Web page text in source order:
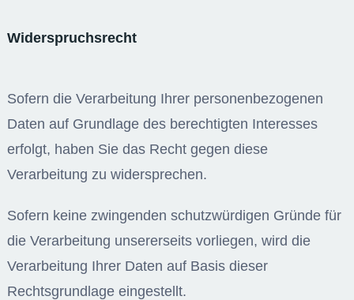
Widerspruchsrecht
Sofern die Verarbeitung Ihrer personenbezogenen
Daten auf Grundlage des berechtigten Interesses
erfolgt, haben Sie das Recht gegen diese
Verarbeitung zu widersprechen.
Sofern keine zwingenden schutzwürdigen Gründe für
die Verarbeitung unsererseits vorliegen, wird die
Verarbeitung Ihrer Daten auf Basis dieser
Rechtsgrundlage eingestellt.